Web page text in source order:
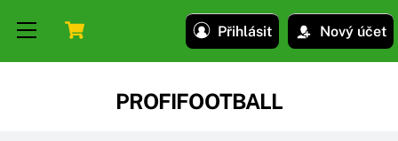
Přihlásit Nový účet
Menu
PROFIFOOTBALL